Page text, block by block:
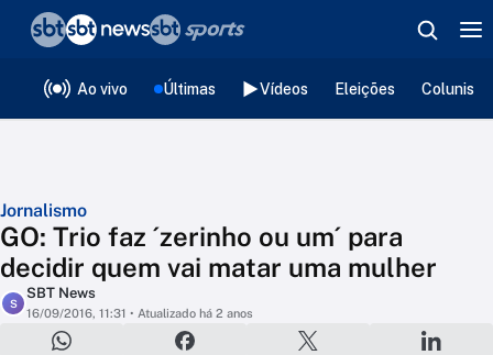
Ao vivo Últimas Vídeos Eleições
Jornalismo
GO: Trio faz ´zerinho ou um´ para
decidir quem vai matar uma mulher
S
SBT News
16/09/2016, 11:31 • Atualizado há 2 anos
❮voltar
Editorias